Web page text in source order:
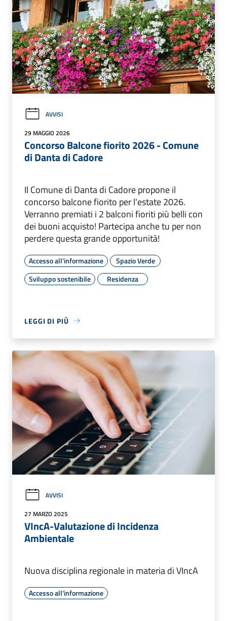
AVVISI
29 MAGGIO 2026
Concorso Balcone fiorito 2026 - Comune
di Danta di Cadore
Il Comune di Danta di Cadore propone il
concorso balcone fiorito per l'estate 2026.
Verranno premiati i 2 balconi fioriti più belli con
dei buoni acquisto! Partecipa anche tu per non
perdere questa grande opportunità!
Accesso all'informazione
Spazio Verde
Sviluppo sostenibile
Residenza
LEGGI DI PIÙ
AVVISI
27 MARZO 2025
VIncA-Valutazione di Incidenza
Ambientale
Nuova disciplina regionale in materia di VIncA
Accesso all'informazione